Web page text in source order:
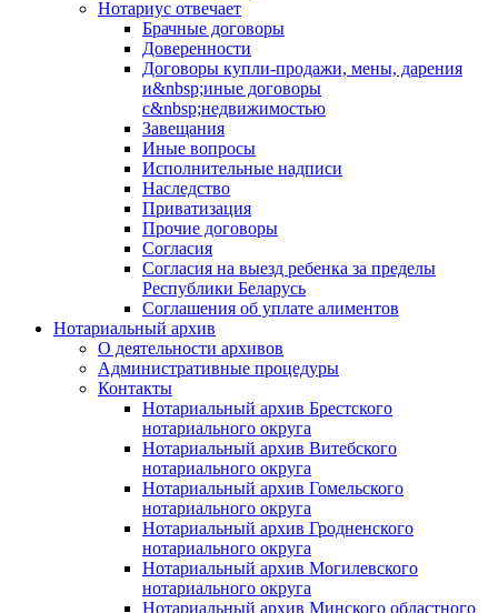
Нотариус отвечает
Брачные договоры
Доверенности
Договоры купли-продажи, мены, дарения
и&nbsp;иные договоры
с&nbsp;недвижимостью
Завещания
Иные вопросы
Исполнительные надписи
Наследство
Приватизация
Прочие договоры
Согласия
Согласия на выезд ребенка за пределы
Республики Беларусь
Соглашения об уплате алиментов
Нотариальный архив
О деятельности архивов
Административные процедуры
Контакты
Нотариальный архив Брестского
нотариального округа
Нотариальный архив Витебского
нотариального округа
Нотариальный архив Гомельского
нотариального округа
Нотариальный архив Гродненского
нотариального округа
Нотариальный архив Могилевского
нотариального округа
Нотариальный архив Минского областного